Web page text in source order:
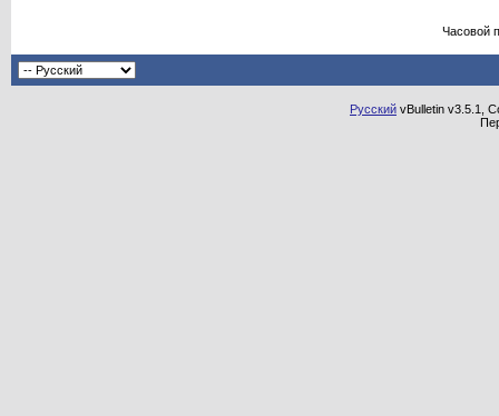
Часовой
Русский vBulletin v3.5.1,